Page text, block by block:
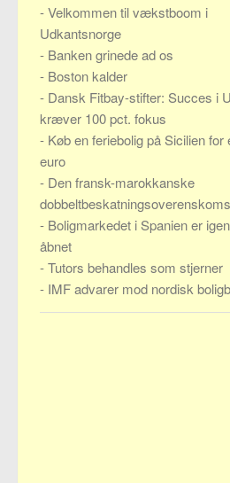
-Velkommen til vækstboom i
Udkantsnorge
- Banken grinede ad os
- Boston kalder
- Dansk Fitbay-stifter: Succes i
kræver 100 pct. fokus
- Køb en feriebolig på Sicilien for
euro
- Den fransk-marokkanske
- Boligmarkedet i Spanien er igen
åbnet
-Tutors behandles som stjerner
- IMF advarer mod nordisk